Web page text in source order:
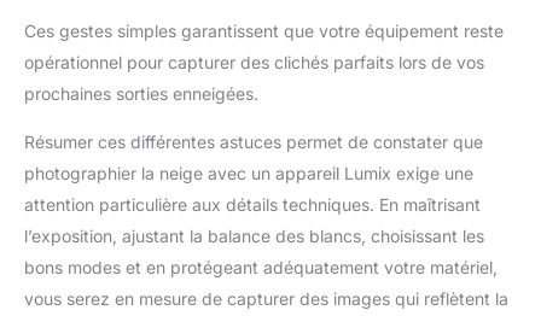
Ces gestes simples garantissent que votre équipement reste
opérationnel pour capturer des clichés parfaits lors de vos
prochaines sorties enneigées.
Résumer ces différentes astuces permet de constater que
photographier la neige avec un appareil Lumix exige une
attention particulière aux détails techniques. En maîtrisant
l’exposition, ajustant la balance des blancs, choisissant les
bons modes et en protégeant adéquatement votre matériel,
vous serez en mesure de capturer des images qui reflètent la